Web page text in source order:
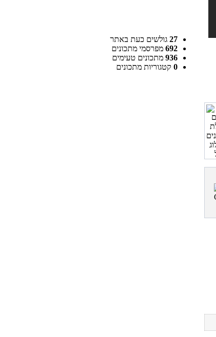
27 גולשים כעת באתר
692 מפרסמי מתכונים
936 מתכונים טעימים
0 קטגוריות מתכונים